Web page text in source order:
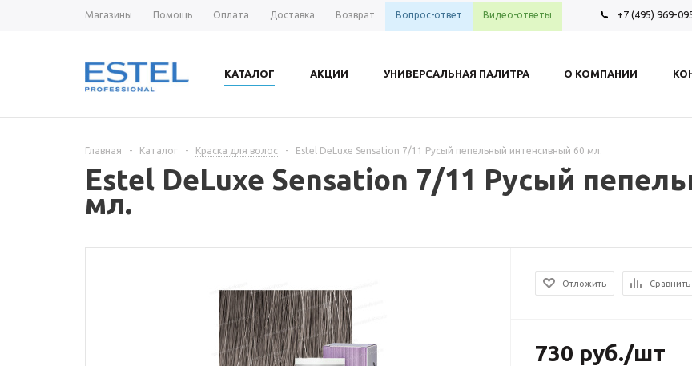
Магазины Помощь Оплата Доставка Возврат Вопрос-ответ Видео-ответы +7 (495) 969-
КАТАЛОГ АКЦИИ УНИВЕРСАЛЬНАЯ ПАЛИТРА О КОМПАНИИ
Главная - Каталог - Краска для волос - Estel DeLuxe Sensation 7/11 Русый пепельный интенсивный 60 мл.
Estel DeLuxe Sensation 7/11 Русый
мл.
Отложить Сравнить
730 руб./шт